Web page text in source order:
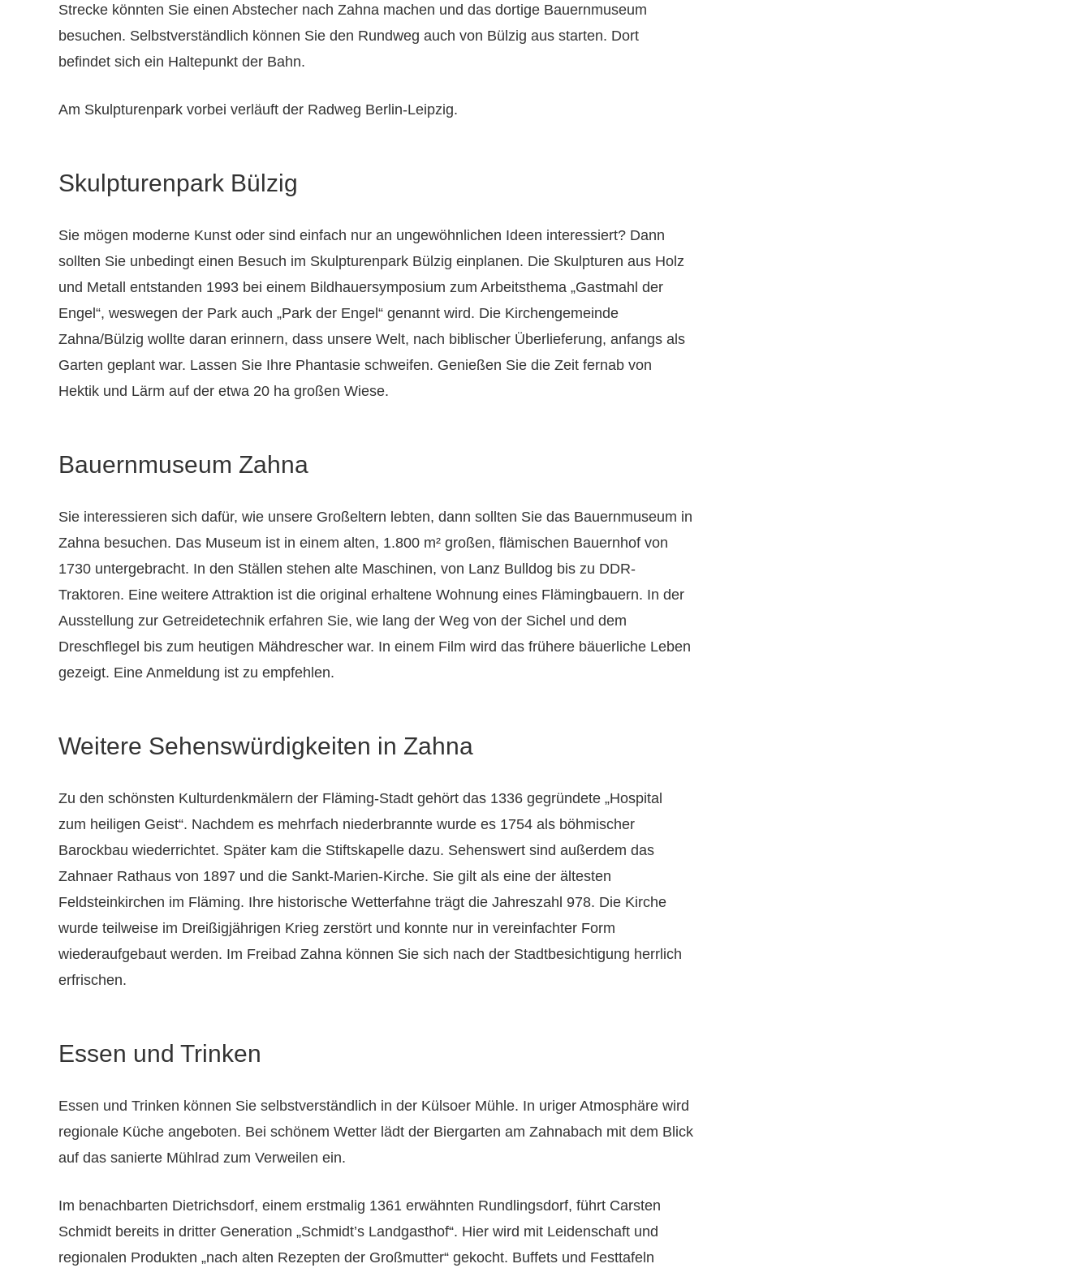
Strecke könnten Sie einen Abstecher nach Zahna machen und das dortige Bauernmuseum
besuchen. Selbstverständlich können Sie den Rundweg auch von Bülzig aus starten. Dort
befindet sich ein Haltepunkt der Bahn.
Am Skulpturenpark vorbei verläuft der Radweg Berlin-Leipzig.
Skulpturenpark Bülzig
Sie mögen moderne Kunst oder sind einfach nur an ungewöhnlichen Ideen interessiert? Dann
sollten Sie unbedingt einen Besuch im Skulpturenpark Bülzig einplanen. Die Skulpturen aus Holz
und Metall entstanden 1993 bei einem Bildhauersymposium zum Arbeitsthema „Gastmahl der
Engel“, weswegen der Park auch „Park der Engel“ genannt wird. Die Kirchengemeinde
Zahna/Bülzig wollte daran erinnern, dass unsere Welt, nach biblischer Überlieferung, anfangs als
Garten geplant war. Lassen Sie Ihre Phantasie schweifen. Genießen Sie die Zeit fernab von
Hektik und Lärm auf der etwa 20 ha großen Wiese.
Bauernmuseum Zahna
Sie interessieren sich dafür, wie unsere Großeltern lebten, dann sollten Sie das Bauernmuseum in
Zahna besuchen. Das Museum ist in einem alten, 1.800 m² großen, flämischen Bauernhof von
1730 untergebracht. In den Ställen stehen alte Maschinen, von Lanz Bulldog bis zu DDR-
Traktoren. Eine weitere Attraktion ist die original erhaltene Wohnung eines Flämingbauern. In der
Ausstellung zur Getreidetechnik erfahren Sie, wie lang der Weg von der Sichel und dem
Dreschflegel bis zum heutigen Mähdrescher war. In einem Film wird das frühere bäuerliche Leben
gezeigt. Eine Anmeldung ist zu empfehlen.
Weitere Sehenswürdigkeiten in Zahna
Zu den schönsten Kulturdenkmälern der Fläming-Stadt gehört das 1336 gegründete „Hospital
zum heiligen Geist“. Nachdem es mehrfach niederbrannte wurde es 1754 als böhmischer
Barockbau wiederrichtet. Später kam die Stiftskapelle dazu. Sehenswert sind außerdem das
Zahnaer Rathaus von 1897 und die Sankt-Marien-Kirche. Sie gilt als eine der ältesten
Feldsteinkirchen im Fläming. Ihre historische Wetterfahne trägt die Jahreszahl 978. Die Kirche
wurde teilweise im Dreißigjährigen Krieg zerstört und konnte nur in vereinfachter Form
wiederaufgebaut werden. Im Freibad Zahna können Sie sich nach der Stadtbesichtigung herrlich
erfrischen.
Essen und Trinken
Essen und Trinken können Sie selbstverständlich in der Külsoer Mühle. In uriger Atmosphäre wird
regionale Küche angeboten. Bei schönem Wetter lädt der Biergarten am Zahnabach mit dem Blick
auf das sanierte Mühlrad zum Verweilen ein.
Im benachbarten Dietrichsdorf, einem erstmalig 1361 erwähnten Rundlingsdorf, führt Carsten
Schmidt bereits in dritter Generation „Schmidt’s Landgasthof“. Hier wird mit Leidenschaft und
regionalen Produkten „nach alten Rezepten der Großmutter“ gekocht. Buffets und Festtafeln